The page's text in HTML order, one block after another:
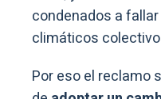
condenados a
climáticos
Por eso el reclamo